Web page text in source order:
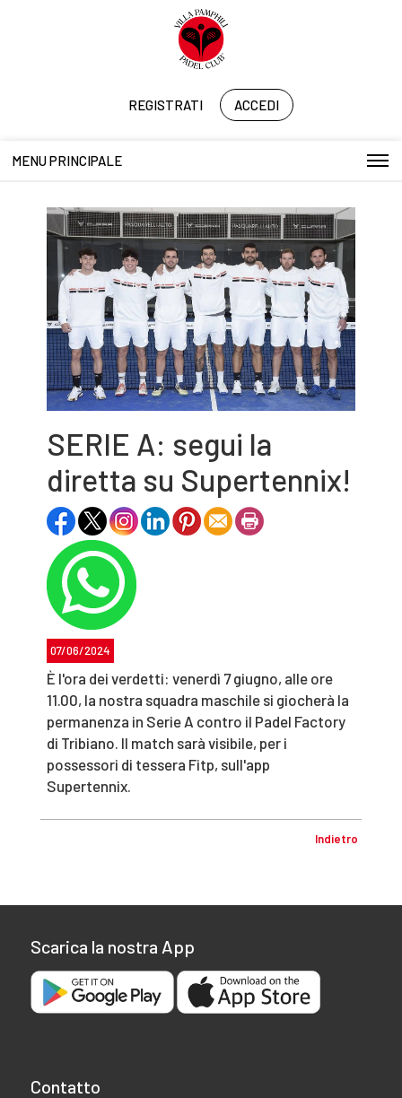
REGISTRATI ACCEDI
MENU PRINCIPALE
SERIE A: segui la
diretta su Supertennix!
07/06/2024
È l'ora dei verdetti: venerdì 7 giugno, alle ore
11.00, la nostra squadra maschile si giocherà la
permanenza in Serie A contro il Padel Factory
di Tribiano. Il match sarà visibile, per i
possessori di tessera Fitp, sull'app
Supertennix.
Indietro
Scarica la nostra App
Contatto